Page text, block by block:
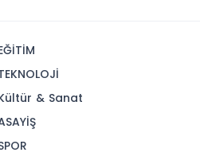
& Sanat